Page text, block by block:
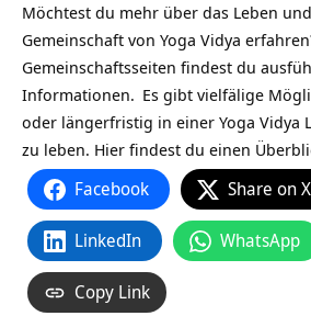
Möchtest du mehr über das Leben
Gemeinschaft von Yoga Vidya
Gemeinschaftsseiten findest du
Informationen. Es gibt vielfälige
oder längerfristig in einer Yoga Vidya
zu leben. Hier findest du einen
Facebook Share on X
LinkedIn WhatsApp
Copy Link